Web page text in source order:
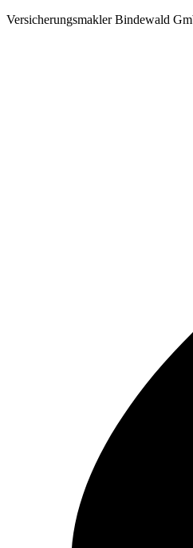
Versicherungsmakler Bindewald